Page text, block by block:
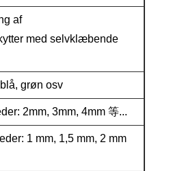
af
med selvklæbende
grøn osv
2mm, 3mm, 4mm 等...
1 mm, 1,5 mm, 2 mm